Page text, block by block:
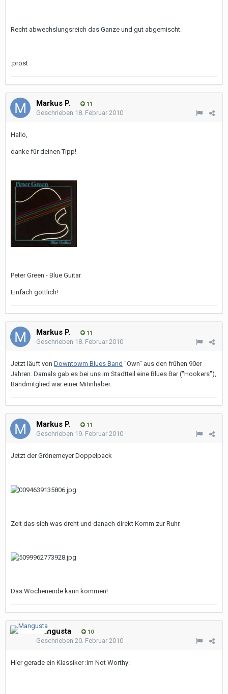
Recht abwechslungsreich das Ganze und gut abgemischt.
:prost
Markus P. 11
Geschrieben 18. Februar 2010
Hallo,
danke für deinen Tipp!
Peter Green - Blue Guitar
Einfach göttlich!
Markus P. 11
Geschrieben 18. Februar 2010
Jetzt läuft von Downtowm Blues Band "Own" aus den frühen 90er
Jahren. Damals gab es bei uns im Stadtteil eine Blues Bar ("Hookers"),
Bandmitglied war einer Mitinhaber.
Markus P. 11
Geschrieben 19. Februar 2010
Jetzt der Grönemeyer Doppelpack
Zeit das sich was dreht und danach direkt Komm zur Ruhr.
Das Wochenende kann kommen!
Mangusta 10
Geschrieben 20. Februar 2010
Hier gerade ein Klassiker :im Not Worthy: